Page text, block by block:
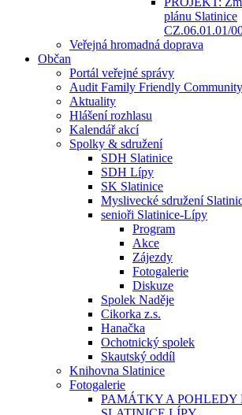
plánu Slatinice
CZ.06.01.01/
Veřejná hromadná doprava
Občan
Portál veřejné správy
Audit Family Friendly Community
Aktuality
Hlášení rozhlasu
Kalendář akcí
Spolky & sdružení
SDH Slatinice
SDH Lípy
SK Slatinice
Myslivecké sdružení
senioři Slatinice-Lípy
Program
Akce
Zájezdy
Fotogalerie
Diskuze
Spolek Naděje
Cikorka z.s.
Hanačka
Ochotnický spolek
Skautský oddíl
Knihovna Slatinice
Fotogalerie
PAMÁTKY A POHLEDY